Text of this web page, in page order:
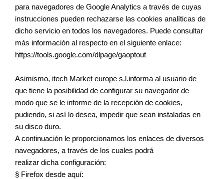
para navegadores de Google Analytics a través de cuyas
instrucciones pueden rechazarse las cookies analíticas de
dicho servicio en todos los navegadores. Puede consultar
más información al respecto en el siguiente enlace:
https://tools.google.com/dlpage/gaoptout
Asimismo, itech Market europe s.l.informa al usuario de
que tiene la posibilidad de configurar su navegador de
modo que se le informe de la recepción de cookies,
pudiendo, si así lo desea, impedir que sean instaladas en
su disco duro.
A continuación le proporcionamos los enlaces de diversos
navegadores, a través de los cuales podrá
realizar dicha configuración:
§ Firefox desde aquí: